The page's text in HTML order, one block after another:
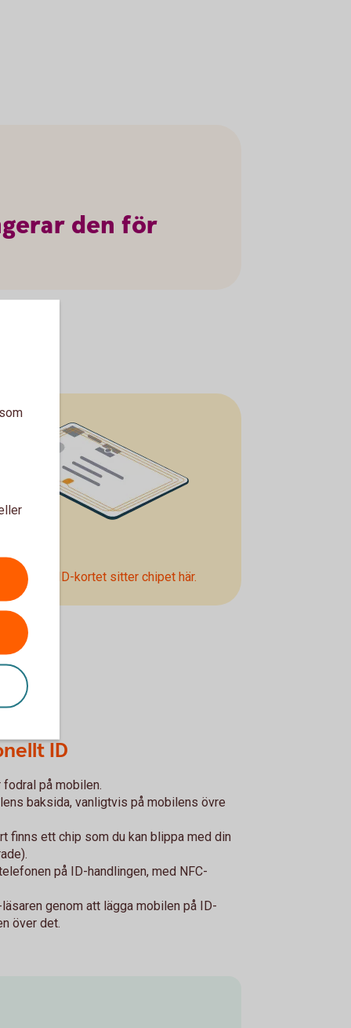
den för
I nationella ID-kortet sitter chipet här.
ID
på mobilen.
baksida, vanligtvis på mobilens övre
finns ett chip som du kan blippa med din
på ID-handlingen, med NFC-
genom att lägga mobilen på ID-
över det.